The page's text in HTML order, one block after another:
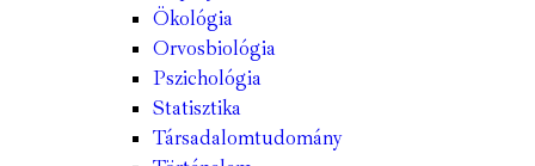
Ökológia
Orvosbiológia
Pszichológia
Statisztika
Társadalomtudomány